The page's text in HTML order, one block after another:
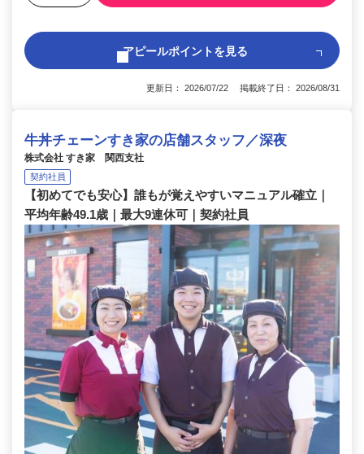
アピールポイントを見る
更新日： 2026/07/22 掲載終了日： 2026/08/31
牛丼チェーンすき家の店舗スタッフ／深夜
株式会社 すき家 関西支社
契約社員
【初めてでも安心】誰もが覚えやすいマニュアル確立｜
平均年齢49.1歳｜最大9連休可｜契約社員